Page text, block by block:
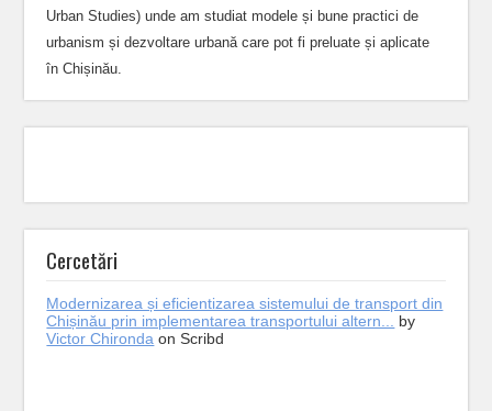
Urban Studies) unde am studiat modele și bune practici de
urbanism și dezvoltare urbană care pot fi preluate și aplicate
în Chișinău.
Cercetări
Modernizarea și eficientizarea sistemului de transport din
Chișinău prin implementarea transportului altern... by
Victor Chironda on Scribd